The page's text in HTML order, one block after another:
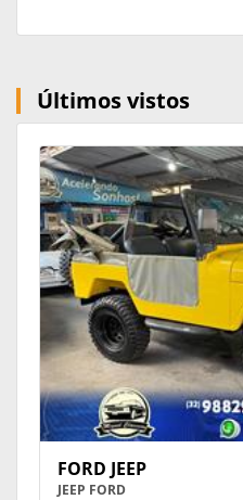
Últimos vistos
FORD JEEP
JEEP FORD